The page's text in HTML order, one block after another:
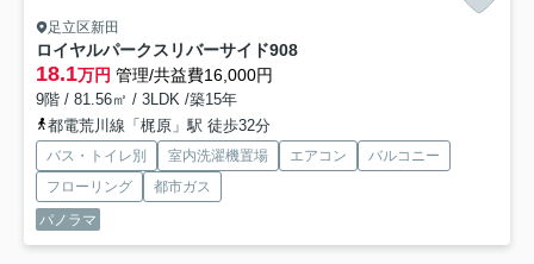
足立区新田
ロイヤルパークスリバーサイド908
18.1万円 管理/共益費16,000円
9階 / 81.56㎡ / 3LDK /築15年
都電荒川線「梶原」駅 徒歩32分
バス・トイレ別 室内洗濯機置場 エアコン
バルコニー
フローリング
都市ガス
パノラマ